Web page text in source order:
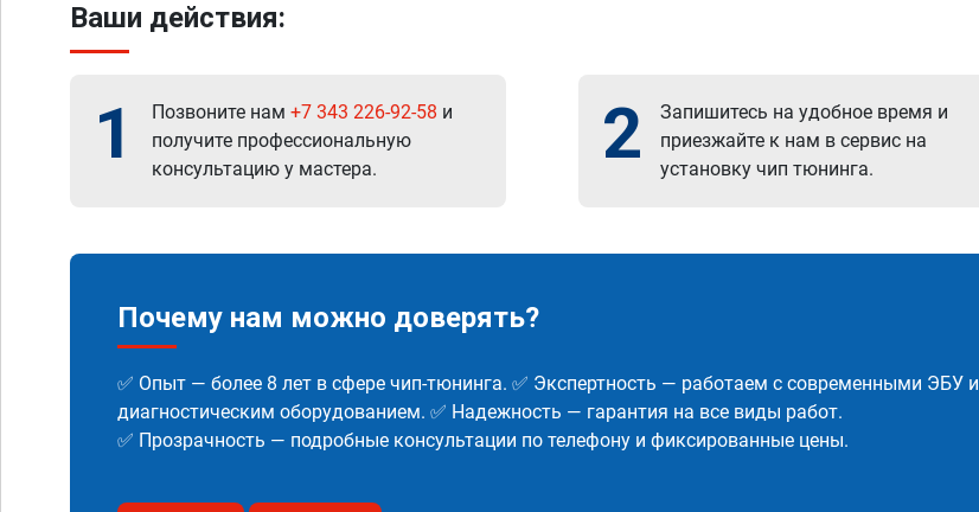
Ваши действия:
1 Позвоните нам +7 343 226-92-58 и
получите профессиональную
консультацию у мастера.
2
Запишитесь на удобное время и
приезжайте к нам в сервис на
установку чип тюнинга.
Почему нам можно доверять?
✅ Опыт — более 8 лет в сфере чип-тюнинга. ✅ Экспертность — работаем с современными ЭБУ и
диагностическим оборудованием. ✅ Надежность — гарантия на все виды работ.
✅ Прозрачность — подробные консультации по телефону и фиксированные цены.